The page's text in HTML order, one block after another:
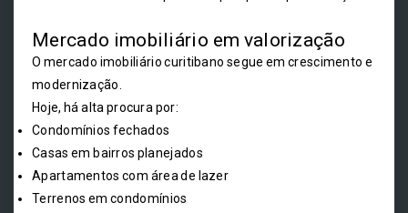
Mercado imobiliário em valorização
O mercado imobiliário curitibano segue em crescimento e
modernização.
Hoje, há alta procura por:
Condomínios fechados
Casas em bairros planejados
Apartamentos com área de lazer
Terrenos em condomínios